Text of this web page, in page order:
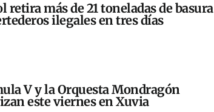
retira más de 21 toneladas de basura
ilegales en tres días
V y la Orquesta Mondragón
este viernes en Xuvia